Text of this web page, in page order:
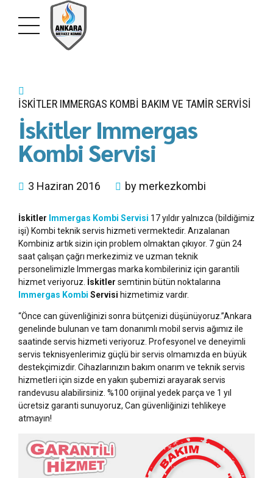
İSKITLER IMMERGAS KOMBI BAKIM VE TAMIR SERVISI
İskitler Immergas
Kombi Servisi
3 Haziran 2016 by merkezkombi
İskitler Immergas Kombi Servisi 17 yıldır yalnızca (bildiğimiz
işi) Kombi teknik servis hizmeti vermektedir. Arızalanan
Kombiniz artık sizin için problem olmaktan çıkıyor. 7 gün 24
saat çalışan çağrı merkezimiz ve uzman teknik
personelimizle Immergas marka kombileriniz için garantili
hizmet veriyoruz. İskitler semtinin bütün noktalarına
Immergas Kombi Servisi hizmetimiz vardır.
“Önce can güvenliğinizi sonra bütçenizi düşünüyoruz.”Ankara
genelinde bulunan ve tam donanımlı mobil servis ağımız ile
saatinde servis hizmeti veriyoruz. Profesyonel ve deneyimli
servis teknisyenlerimiz güçlü bir servis olmamızda en büyük
destekçimizdir. Cihazlarınızın bakım onarım ve teknik servis
hizmetleri için sizde en yakın şubemizi arayarak servis
randevusu alabilirsiniz. %100 orijinal yedek parça ve 1 yıl
ücretsiz garanti sunuyoruz, Can güvenliğinizi tehlikeye
atmayın!